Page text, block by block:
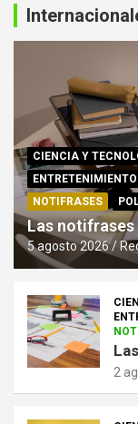
CIENCIA Y
ENTRETENIMIENTO
NOTIFRASES
Las notifrases
5 agosto 2026
2